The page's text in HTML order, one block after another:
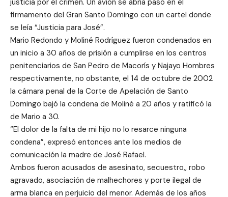
firmamento del Gran Santo Domingo con un cartel donde
se leía “Justicia para José”.
Mario Redondo y Moliné Rodríguez fueron condenados en
un inicio a 30 años de prisión a cumplirse en los centros
penitenciarios de San Pedro de Macorís y Najayo Hombres
respectivamente, no obstante, el 14 de octubre de 2002
la cámara penal de la Corte de Apelación de Santo
Domingo bajó la condena de Moliné a 20 años y ratificó la
de Mario a 30.
“El dolor de la falta de mi hijo no lo resarce ninguna
condena”, expresó entonces ante los medios de
comunicación la madre de José Rafael.
Ambos fueron acusados de asesinato, secuestro,, robo
agravado, asociación de malhechores y porte ilegal de
arma blanca en perjuicio del menor. Además de los años